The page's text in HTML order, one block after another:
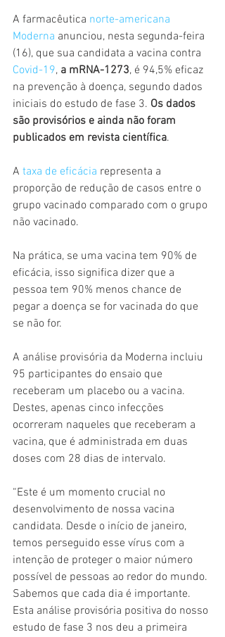
A farmacêutica norte-americana
Moderna anunciou, nesta segunda-feira
(16), que sua candidata a vacina contra
Covid-19, a mRNA-1273, é 94,5% eficaz
na prevenção à doença, segundo dados
iniciais do estudo de fase 3. Os dados
são provisórios e ainda não foram
publicados em revista científica.
A taxa de eficácia representa a
proporção de redução de casos entre o
grupo vacinado comparado com o grupo
não vacinado.
Na prática, se uma vacina tem 90% de
eficácia, isso significa dizer que a
pessoa tem 90% menos chance de
pegar a doença se for vacinada do que
se não for.
A análise provisória da Moderna incluiu
95 participantes do ensaio que
receberam um placebo ou a vacina.
Destes, apenas cinco infecções
ocorreram naqueles que receberam a
vacina, que é administrada em duas
doses com 28 dias de intervalo.
“Este é um momento crucial no
desenvolvimento de nossa vacina
candidata. Desde o início de janeiro,
temos perseguido esse vírus com a
intenção de proteger o maior número
possível de pessoas ao redor do mundo.
Sabemos que cada dia é importante.
Esta análise provisória positiva do nosso
estudo de fase 3 nos deu a primeira